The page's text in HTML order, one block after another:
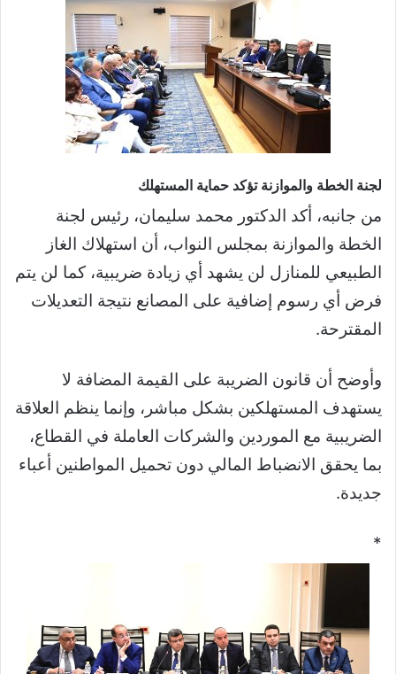
لجنة الخطة والموازنة تؤكد حماية المستهلك
من جانبه، أكد الدكتور محمد سليمان، رئيس لجنة
الخطة والموازنة بمجلس النواب، أن استهلاك الغاز
الطبيعي للمنازل لن يشهد أي زيادة ضريبية، كما لن يتم
فرض أي رسوم إضافية على المصانع نتيجة التعديلات
المقترحة.
وأوضح أن قانون الضريبة على القيمة المضافة لا
يستهدف المستهلكين بشكل مباشر، وإنما ينظم العلاقة
الضريبية مع الموردين والشركات العاملة في القطاع،
بما يحقق الانضباط المالي دون تحميل المواطنين أعباء
جديدة.
*